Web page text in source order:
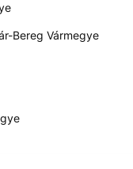
Bereg Vármegye